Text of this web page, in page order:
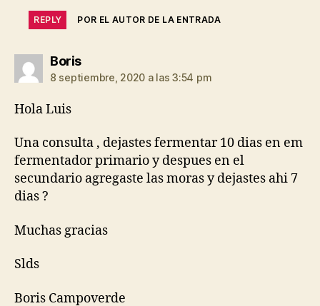
REPLY POR EL AUTOR DE LA ENTRADA
Borisdice:
8 septiembre, 2020 a las 3:54 pm
Hola Luis
Una consulta , dejastes fermentar 10 dias en em
fermentador primario y despues en el
secundario agregaste las moras y dejastes ahi 7
dias ?
Muchas gracias
Slds
Boris Campoverde